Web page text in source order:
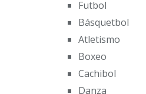
Futbol
Básquetbol
Atletismo
Boxeo
Cachibol
Danza